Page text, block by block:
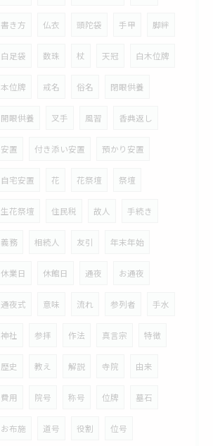
書き方 仏衣 頭陀袋 手甲 脚絆
白足袋 数珠 杖 天冠 白木位牌
本位牌 戒名 俗名 閉眼供養
開眼供養 叉手 風習 香典返し
安置 付き添い安置 預かり安置
自宅安置 花 花祭壇 祭壇
生花祭壇 住民税 故人 手続き
義務 相続人 友引 年末年始
休業日 休館日 通夜 お通夜
通夜式 意味 流れ 参列者 手水
神社 参拝 作法 真言宗 特徴
歴史 教え 解説 寺院 由来
費用 院号 称号 位牌 墓石
お布施 道号 役割 位号